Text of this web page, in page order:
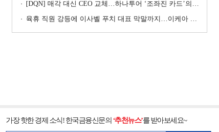
[DQN] 매각 대신 CEO 교체…하나투어 ‘조좌진 카드’의 속내 [Z-스코어 기업가치 바로보기]
육휴 직원 강등에 이사벨 푸치 대표 막말까지…이케아 코리아“사실과 달라”
가장 핫한 경제 소식! 한국금융신문의 ‘추천뉴스’를 받아보세요~